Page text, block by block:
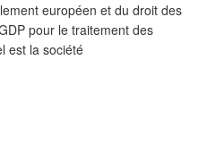
européen et du droit des
pour le traitement des
est la société